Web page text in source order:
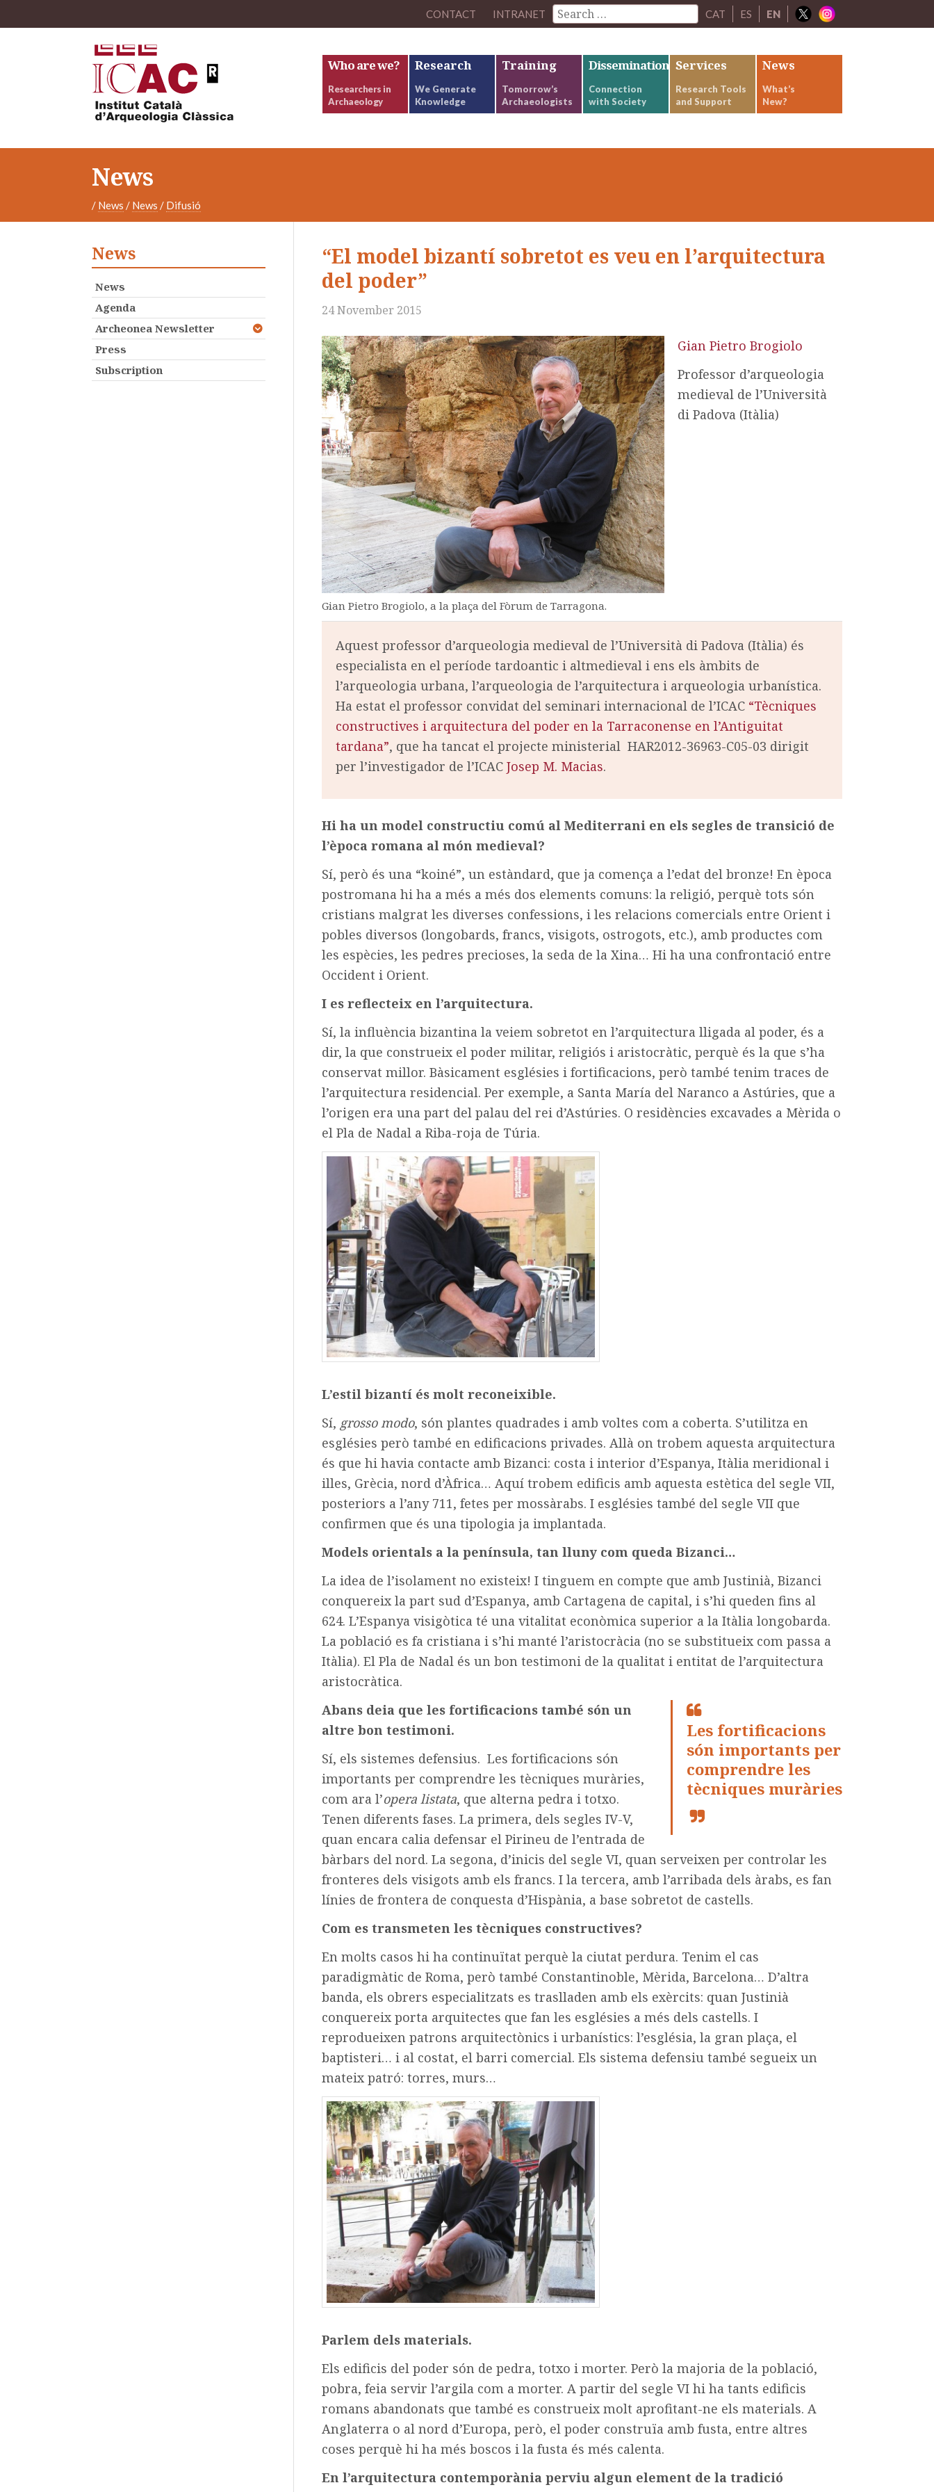
CONTACT INTRANET CAT ES EN
Who are we?
Researchers in
Archaeology
Research
We Generate
Knowledge
Training
Tomorrow’s
Archaeologists
Dissemination
Connection
with Society
Services
Research Tools
and Support
News
What’s
New?
News
/ News / News / Difusió
“El model bizantí sobretot es veu en l’arquitectura
del poder”
24 November 2015
Gian Pietro Brogiolo, a la plaça del Fòrum de Tarragona.
Gian Pietro Brogiolo
Professor d’arqueologia
medieval de l’Università
di Padova (Itàlia)
Aquest professor d’arqueologia medieval de l’Università di Padova (Itàlia) és
especialista en el període tardoantic i altmedieval i ens els àmbits de
l’arqueologia urbana, l’arqueologia de l’arquitectura i arqueologia urbanística.
Ha estat el professor convidat del seminari internacional de l’ICAC “Tècniques
constructives i arquitectura del poder en la Tarraconense en l’Antiguitat
tardana”, que ha tancat el projecte ministerial HAR2012-36963-C05-03 dirigit
per l’investigador de l’ICAC Josep M. Macias.
Hi ha un model constructiu comú al Mediterrani en els segles de transició de
l’època romana al món medieval?
Sí, però és una “koiné”, un estàndard, que ja comença a l’edat del bronze! En època
postromana hi ha a més a més dos elements comuns: la religió, perquè tots són
cristians malgrat les diverses confessions, i les relacions comercials entre Orient i
pobles diversos (longobards, francs, visigots, ostrogots, etc.), amb productes com
les espècies, les pedres precioses, la seda de la Xina… Hi ha una confrontació entre
Occident i Orient.
I es reflecteix en l’arquitectura.
Sí, la influència bizantina la veiem sobretot en l’arquitectura lligada al poder, és a
dir, la que construeix el poder militar, religiós i aristocràtic, perquè és la que s’ha
conservat millor. Bàsicament esglésies i fortificacions, però també tenim traces de
l’arquitectura residencial. Per exemple, a Santa María del Naranco a Astúries, que a
l’origen era una part del palau del rei d’Astúries. O residències excavades a Mèrida o
el Pla de Nadal a Riba-roja de Túria.
L’estil bizantí és molt reconeixible.
Sí, grosso modo, són plantes quadrades i amb voltes com a coberta. S’utilitza en
esglésies però també en edificacions privades. Allà on trobem aquesta arquitectura
és que hi havia contacte amb Bizanci: costa i interior d’Espanya, Itàlia meridional i
illes, Grècia, nord d’Àfrica… Aquí trobem edificis amb aquesta estètica del segle VII,
posteriors a l’any 711, fetes per mossàrabs. I esglésies també del segle VII que
confirmen que és una tipologia ja implantada.
Models orientals a la península, tan lluny com queda Bizanci…
La idea de l’isolament no existeix! I tinguem en compte que amb Justinià, Bizanci
conquereix la part sud d’Espanya, amb Cartagena de capital, i s’hi queden fins al
624. L’Espanya visigòtica té una vitalitat econòmica superior a la Itàlia longobarda.
La població es fa cristiana i s’hi manté l’aristocràcia (no se substitueix com passa a
Itàlia). El Pla de Nadal és un bon testimoni de la qualitat i entitat de l’arquitectura
aristocràtica.
Les fortificacions
són importants per
comprendre les
tècniques muràries
Abans deia que les fortificacions també són un
altre bon testimoni.
Sí, els sistemes defensius. Les fortificacions són
importants per comprendre les tècniques muràries,
com ara l’opera listata, que alterna pedra i totxo.
Tenen diferents fases. La primera, dels segles IV-V,
quan encara calia defensar el Pirineu de l’entrada de
bàrbars del nord. La segona, d’inicis del segle VI, quan serveixen per controlar les
fronteres dels visigots amb els francs. I la tercera, amb l’arribada dels àrabs, es fan
línies de frontera de conquesta d’Hispània, a base sobretot de castells.
Com es transmeten les tècniques constructives?
En molts casos hi ha continuïtat perquè la ciutat perdura. Tenim el cas
paradigmàtic de Roma, però també Constantinoble, Mèrida, Barcelona… D’altra
banda, els obrers especialitzats es traslladen amb els exèrcits: quan Justinià
conquereix porta arquitectes que fan les esglésies a més dels castells. I
reprodueixen patrons arquitectònics i urbanístics: l’església, la gran plaça, el
baptisteri… i al costat, el barri comercial. Els sistema defensiu també segueix un
mateix patró: torres, murs…
Parlem dels materials.
Els edificis del poder són de pedra, totxo i morter. Però la majoria de la població,
pobra, feia servir l’argila com a morter. A partir del segle VI hi ha tants edificis
romans abandonats que també es construeix molt aprofitant-ne els materials. A
Anglaterra o al nord d’Europa, però, el poder construïa amb fusta, entre altres
coses perquè hi ha més boscos i la fusta és més calenta.
En l’arquitectura contemporània perviu algun element de la tradició
News
News
Agenda
Archeonea Newsletter
Press
Subscription